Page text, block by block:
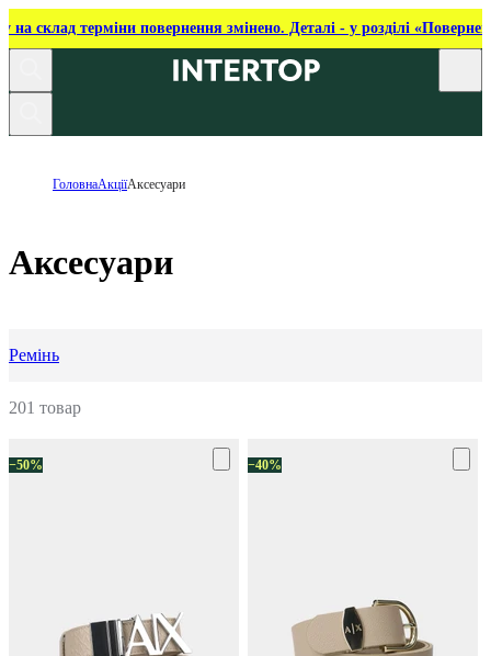
на склад терміни повернення змінено. Деталі - у розділі
ГоловнаАкціїАксесуари
Аксесуари
Ремінь
201 товар
−50% −40%